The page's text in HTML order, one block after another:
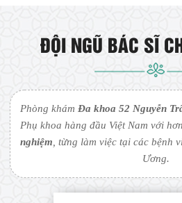
ĐỘI NGŨ BÁC SĨ
Phòng khámĐa khoa 52 Nguyễn
Phụ khoa hàng đầu Việt Nam với
nghiệm , từng làm việc tại các bệnh
Ương.